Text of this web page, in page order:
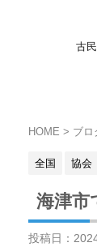
古
HOME > ブロ
全国 協会
海津市
投稿日：